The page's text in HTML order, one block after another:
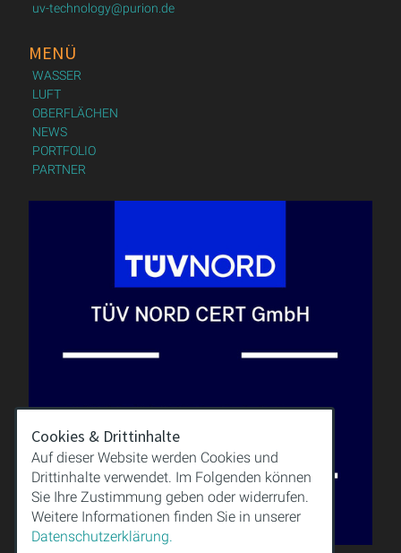
uv-technology@purion.de
MENÜ
WASSER
LUFT
OBERFLÄCHEN
NEWS
PORTFOLIO
PARTNER
Cookies & Drittinhalte
Auf dieser Website werden Cookies und
Drittinhalte verwendet. Im Folgenden können
Sie Ihre Zustimmung geben oder widerrufen.
Weitere Informationen finden Sie in unserer
Datenschutzerklärung.